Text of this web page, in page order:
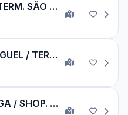
JD. HELENA / TERM. SÃO MATEUS
TERM. SÃO MIGUEL / TERM. SÃO MATEUS
HOSP. IPIRANGA / SHOP. ARICANDUVA